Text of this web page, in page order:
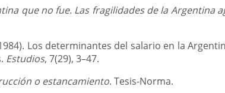
que no fue. Las fragilidades de la Argentina
(1984). Los determinantes del salario en la
Estudios, 7(29), 3–47.
o estancamiento. Tesis-Norma.